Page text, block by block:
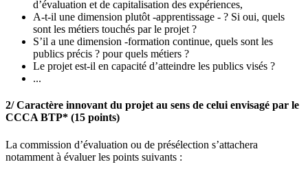
d’évaluation et de capitalisation des expériences,
A-t-il une dimension plutôt -apprentissage - ? Si oui, quels
sont les métiers touchés par le projet ?
S’il a une dimension -formation continue, quels sont les
publics précis ? pour quels métiers ?
Le projet est-il en capacité d’atteindre les publics visés ?
...
2/ Caractère innovant du projet au sens de celui envisagé par le
CCCA BTP* (15 points)
La commission d’évaluation ou de présélection s’attachera
notamment à évaluer les points suivants :